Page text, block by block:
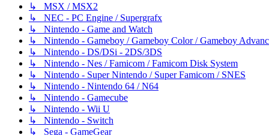
↳ MSX / MSX2
↳ NEC - PC Engine / Supergrafx
↳ Nintendo - Game and Watch
↳ Nintendo - Gameboy / Gameboy Color / Gameboy
↳ Nintendo - DS/DSi - 2DS/3DS
↳ Nintendo - Nes / Famicom / Famicom Disk System
↳ Nintendo - Super Nintendo / Super Famicom / SNES
↳ Nintendo - Nintendo 64 / N64
↳ Nintendo - Gamecube
↳ Nintendo - Wii U
↳ Nintendo - Switch
↳ Sega - GameGear